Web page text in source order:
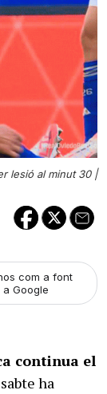
lesió al minut 30 |
com a font
Google
continua el
ha